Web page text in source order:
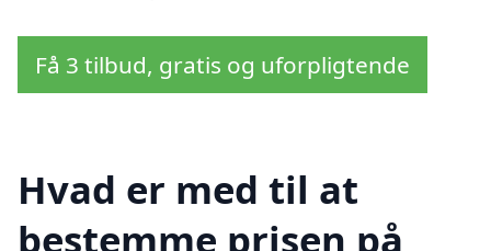
Få 3 tilbud, gratis og uforpligtende
Hvad er med til at
bestemme prisen på